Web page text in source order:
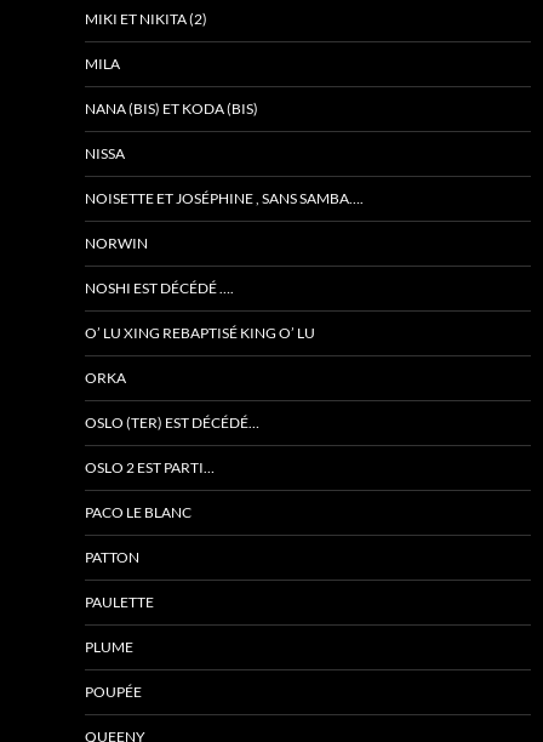
MIKI ET NIKITA (2)
MILA
NANA (BIS) ET KODA (BIS)
NISSA
NOISETTE ET JOSÉPHINE , SANS SAMBA….
NORWIN
NOSHI EST DÉCÉDÉ ….
O’ LU XING REBAPTISÉ KING O’ LU
ORKA
OSLO (TER) EST DÉCÉDÉ…
OSLO 2 EST PARTI…
PACO LE BLANC
PATTON
PAULETTE
PLUME
POUPÉE
QUEENY